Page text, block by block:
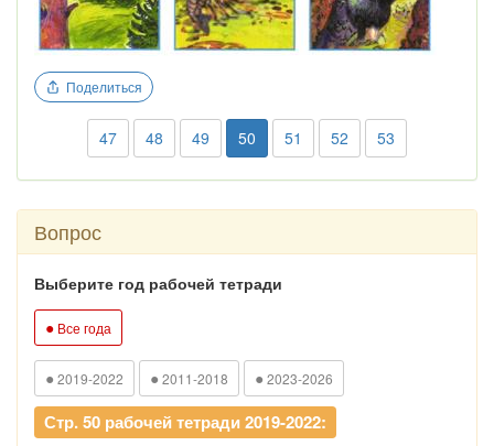
Поделиться
47 48 49 50 51 52 53
Вопрос
Выберите год рабочей тетради
● Все года
● 2019-2022 ● 2011-2018 ● 2023-2026
Стр. 50 рабочей тетради 2019-2022: